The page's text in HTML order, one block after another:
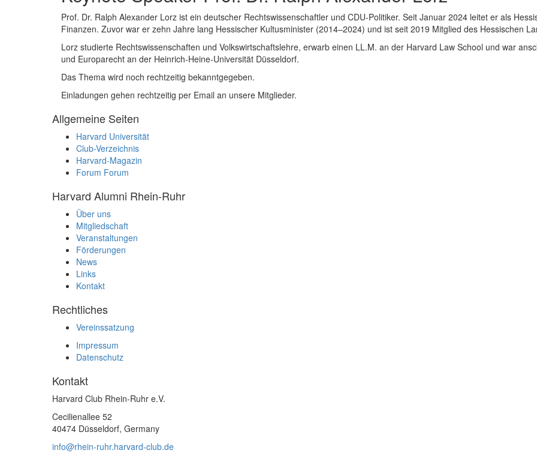
Prof. Dr. Ralph Alexander Lorz ist ein deutscher Rechtswissenschaftler und CDU-Politiker. Seit Januar 2024 leitet er als
Finanzen. Zuvor war er zehn Jahre lang Hessischer Kultusminister (2014–2024) und ist seit 2019 Mitglied des Hessischen
Lorz studierte Rechtswissenschaften und Volkswirtschaftslehre, erwarb einen LL.M. an der Harvard Law School und war
und Europarecht an der Heinrich-Heine-Universität Düsseldorf.
Das Thema wird noch rechtzeitig bekanntgegeben.
Einladungen gehen rechtzeitig per Email an unsere Mitglieder.
Allgemeine Seiten
Harvard Universität
Club-Verzeichnis
Harvard-Magazin
Forum Forum
Harvard Alumni Rhein-Ruhr
Über uns
Mitgliedschaft
Veranstaltungen
Förderungen
News
Links
Kontakt
Rechtliches
Vereinssatzung
Impressum
Datenschutz
Kontakt
Harvard Club Rhein-Ruhr e.V.
Cecilienallee 52
40474 Düsseldorf, Germany
info@rhein-ruhr.harvard-club.de